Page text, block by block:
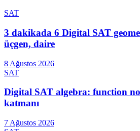
SAT
3 dakikada 6 Digital SAT
üçgen, daire
8 Ağustos 2026
SAT
Digital SAT algebra: function
katmanı
7 Ağustos 2026